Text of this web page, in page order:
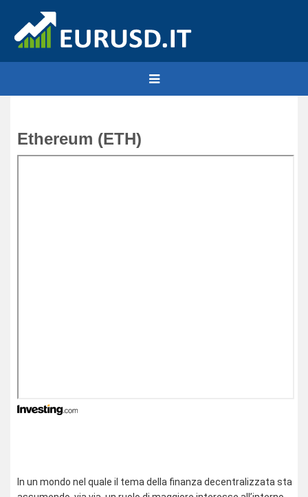
Ethereum (ETH)
In un mondo nel quale il tema della finanza decentralizzata sta